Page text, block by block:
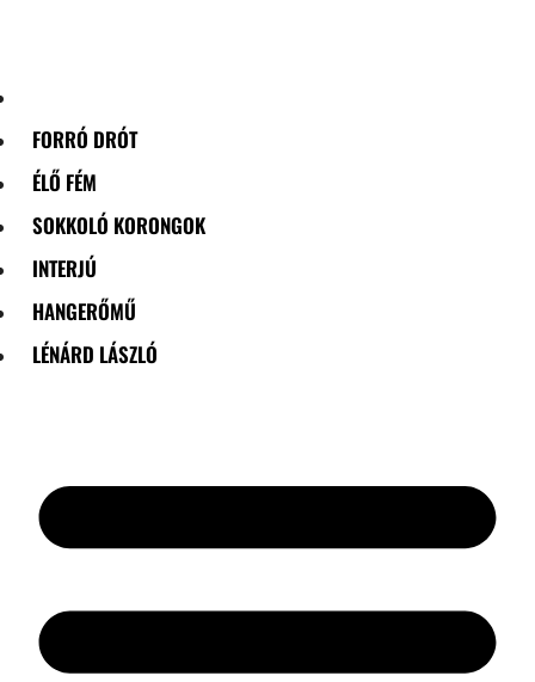
FORRÓ DRÓT
ÉLŐ FÉM
SOKKOLÓ KORONGOK
INTERJÚ
HANGERŐMŰ
LÉNÁRD LÁSZLÓ